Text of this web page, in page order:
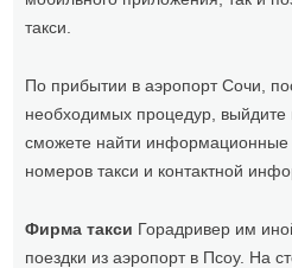
такси.
По прибытии в аэропорт Сочи,
необходимых процедур, выйдите
сможете найти информационные
номеров такси и контактной
Фирма такси Горадривер им
поездки из аэропорт в Псоу. На